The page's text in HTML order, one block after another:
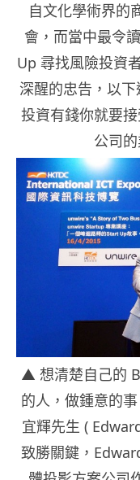
自文化學術界的
會，而當中最令
Up 尋找風險投資
深醒的忠告，以
投資有錢你就要
公司
▲ 想清楚自己的
的人，做鍾意的
宜輝先生 (
致勝關鍵，